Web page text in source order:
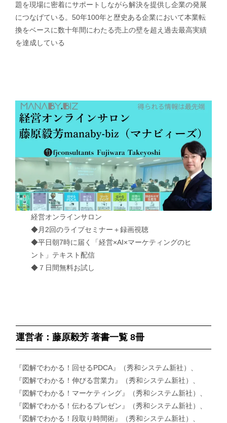
題を現場に密着にサポートしながら解決を提供し企業の発展
につなげている。50年100年と歴史ある企業において本業転
換をベースに数十年間にわたる売上の壁を超え過去最高実績
を達成している
経営オンラインサロン
◆月2回のライブセミナー＋録画視聴
◆平日朝7時に届く「経営×AI×マーケティングのヒ
ント」テキスト配信
◆７日間無料お試し
運営者：藤原毅芳 著書一覧 8冊
『図解でわかる！回せるPDCA』（秀和システム新社）、
『図解でわかる！伸びる営業力』（秀和システム新社）、
『図解でわかる！マーケティング』（秀和システム新社）、
『図解でわかる！伝わるプレゼン』（秀和システム新社）、
『図解でわかる！段取り時間術』（秀和システム新社）、